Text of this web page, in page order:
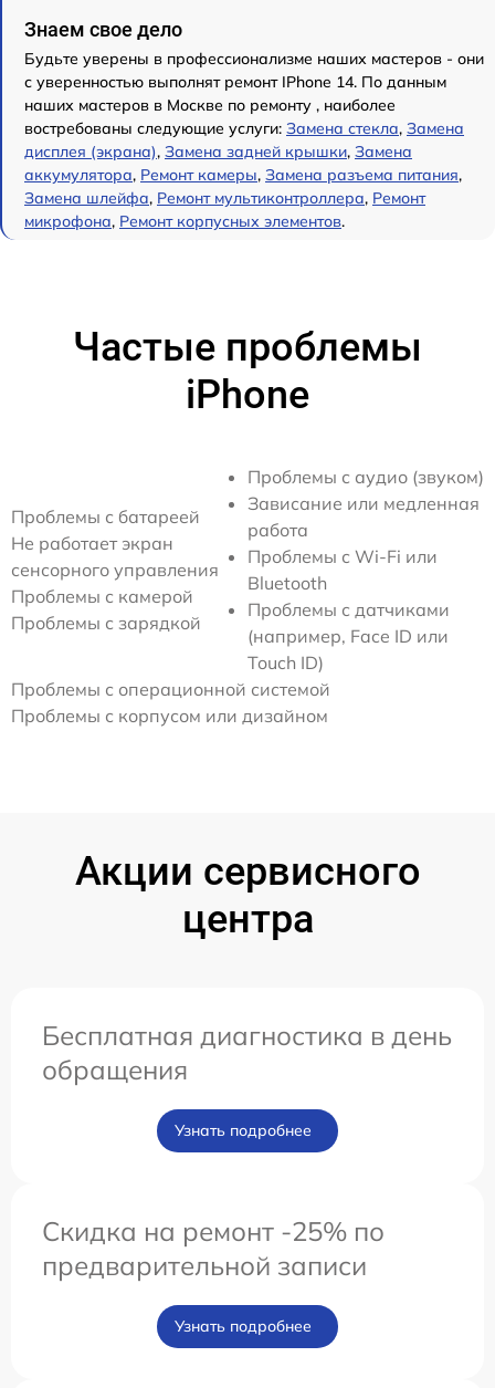
Знаем свое дело
Будьте уверены в профессионализме наших мастеров - они
с уверенностью выполнят ремонт IPhone 14. По данным
наших мастеров в Москве по ремонту , наиболее
востребованы следующие услуги: Замена стекла, Замена
дисплея (экрана), Замена задней крышки, Замена
аккумулятора, Ремонт камеры, Замена разъема питания,
Замена шлейфа, Ремонт мультиконтроллера, Ремонт
микрофона, Ремонт корпусных элементов.
Частые проблемы
iPhone
Проблемы с батареей
Не работает экран
сенсорного управления
Проблемы с камерой
Проблемы с зарядкой
Проблемы с аудио (звуком)
Зависание или медленная
работа
Проблемы с Wi-Fi или
Bluetooth
Проблемы с датчиками
(например, Face ID или
Touch ID)
Проблемы с операционной системой
Проблемы с корпусом или дизайном
Акции сервисного
центра
Бесплатная диагностика в день
обращения
Узнать подробнее
Скидка на ремонт -25% по
предварительной записи
Узнать подробнее